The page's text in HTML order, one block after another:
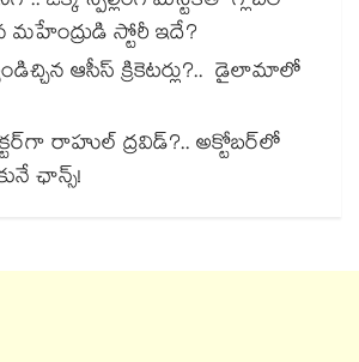
స్టోరీ ఇదే?
ఆసీస్ క్రికెటర్లు?.. డైలామాలో
రాహుల్ ద్రవిడ్?.. అక్టోబర్‌లో
ఛాన్స్!